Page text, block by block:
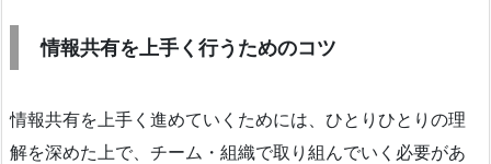
情報共有を上手く行うためのコツ
情報共有を上手く進めていくためには、ひとりひとりの理
解を深めた上で、チーム・組織で取り組んでいく必要があ